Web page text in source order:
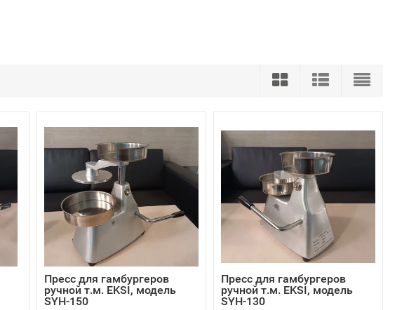
Пресс для гамбургеров
ручной т.м. EKSI, модель
SYH-150
Пресс для гамбургеров
ручной т.м. EKSI, модель
SYH-130